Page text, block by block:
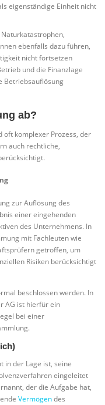
eigenständige Einheit nicht
Naturkatastrophen,
ebenfalls dazu führen,
nicht fortsetzen
und die Finanzlage
Betriebsauflösung
ab?
oft komplexer Prozess, der
auch rechtliche,
zur Auflösung des
einer eingehenden
des Unternehmens. In
mit Fachleuten wie
getroffen, um
Risiken berücksichtigt
beschlossen werden. In
AG ist hierfür ein
bei einer
in der Lage ist, seine
eingeleitet
der die Aufgabe hat,
Vermögendes